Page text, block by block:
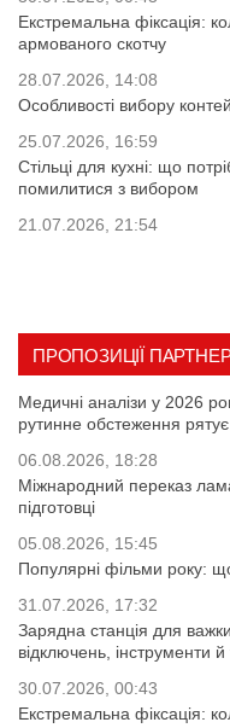
Екстремальна фіксація:
армованого скотчу
28.07.2026, 14:08
Особливості вибору
25.07.2026, 16:59
Стільці для кухні: що
помилитися з вибором
21.07.2026, 21:54
ПРОПОЗИЦІЇ
Медичні аналізи у 2026
рутинне обстеження
06.08.2026, 18:28
Міжнародний переказ
підготовці
05.08.2026, 15:45
Популярні фільми року:
31.07.2026, 17:32
Зарядна станція для
відключень, інструменти
30.07.2026, 00:43
Екстремальна фіксація: